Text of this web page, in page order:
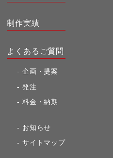
制作実績
よくあるご質問
企画・提案
発注
料金・納期
お知らせ
サイトマップ